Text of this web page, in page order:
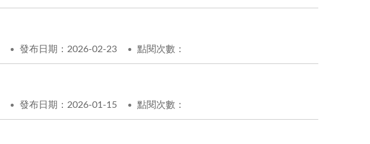
發布日期：2026-02-23 點閱次數：
發布日期：2026-01-15 點閱次數：